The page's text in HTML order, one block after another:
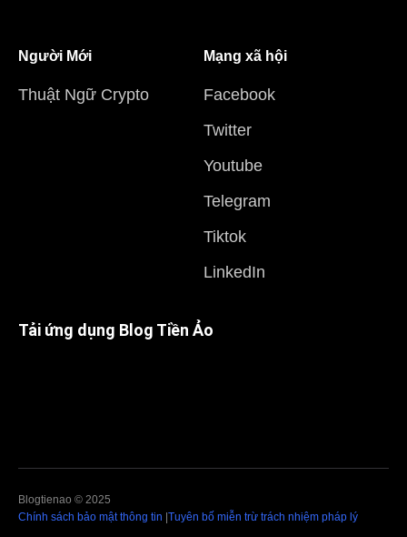
Người Mới
Thuật Ngữ Crypto
Mạng xã hội
Facebook
Twitter
Youtube
Telegram
Tiktok
LinkedIn
Tải ứng dụng Blog Tiền Ảo
Blogtienao © 2025
Chính sách bảo mật thông tin |Tuyên bố miễn trừ trách nhiệm pháp lý